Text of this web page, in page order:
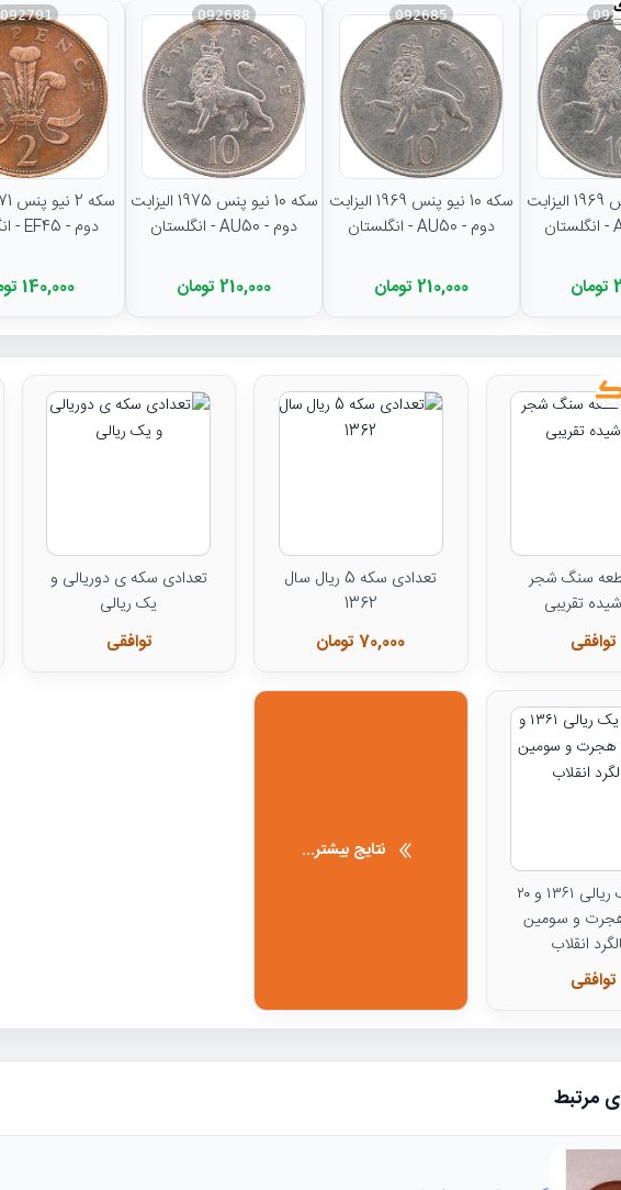
سکه 10 نیو پنس 1969 الیزابت
092685
سکه 10 نیو پنس 1969 الیزابت
دوم - AU50 - انگلستان
210,000 تومان
092688
سکه 10 نیو پنس 1975 الیزابت
دوم - AU50 - انگلستان
210,000 تومان
092701
دوم - EF45 - انگلستان
140,000 تومان
سنگ شجر
تقریبی
توافقی
تعدادی سکه 5 ریال سال
1362
70,000 تومان
تعدادی سکه ی دوریالی و
یک ریالی
توافقی
سکه یک ریالی ۱۳۶۱ و ۲۰
هجرت و سومین
انقلاب
توافقی
نتایج بیشتر...
مرتبط